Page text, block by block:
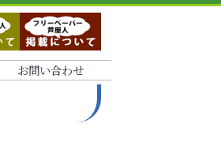
お問い合わせ